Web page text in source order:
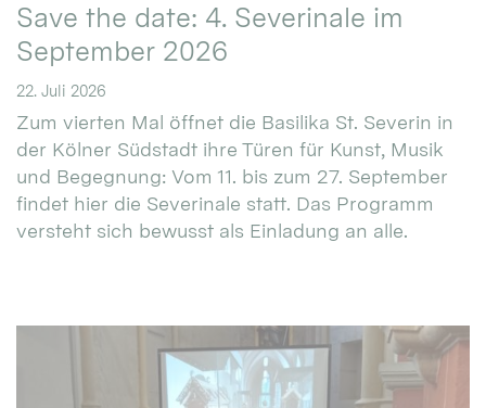
Save the date: 4. Severinale im
September 2026
22. Juli 2026
Zum vierten Mal öffnet die Basilika St. Severin in
der Kölner Südstadt ihre Türen für Kunst, Musik
und Begegnung: Vom 11. bis zum 27. September
findet hier die Severinale statt. Das Programm
versteht sich bewusst als Einladung an alle.